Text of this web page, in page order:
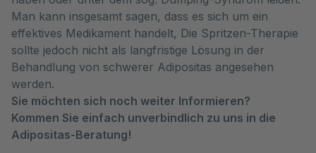
Man kann insgesamt sagen, dass es sich um ein
effektives Medikament handelt, Die Spritzen-Therapie
sollte jedoch nicht als langfristige Lösung in der
Behandlung von schwerer Adipositas angesehen
werden.
Sie möchten sich noch weiter Informieren?
Kommen Sie einfach unverbindlich zu uns in die
Adipositas-Beratung!